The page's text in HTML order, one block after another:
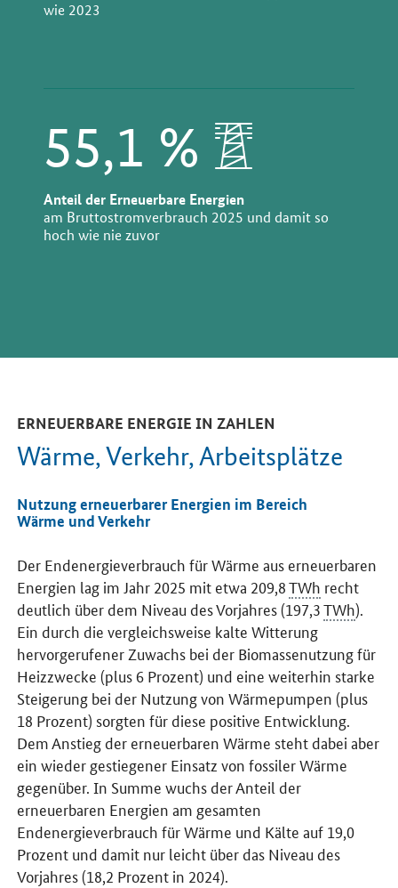
wie 2023
55,1 %
Anteil der Erneuerbare Energien
am Bruttostromverbrauch 2025 und damit so
hoch wie nie zuvor
ERNEUERBARE ENERGIE IN ZAHLEN
Wärme, Verkehr, Arbeitsplätze
Nutzung erneuerbarer Energien im Bereich
Wärme und Verkehr
Der Endenergieverbrauch für Wärme aus erneuerbaren
Energien lag im Jahr 2025 mit etwa 209,8TWh recht
deutlich über dem Niveau des Vorjahres (197,3TWh).
Ein durch die vergleichsweise kalte Witterung
hervorgerufener Zuwachs bei der Biomassenutzung für
Heizzwecke (plus 6 Prozent) und eine weiterhin starke
Steigerung bei der Nutzung von Wärmepumpen (plus
18 Prozent) sorgten für diese positive Entwicklung.
Dem Anstieg der erneuerbaren Wärme steht dabei aber
ein wieder gestiegener Einsatz von fossiler Wärme
gegenüber. In Summe wuchs der Anteil der
erneuerbaren Energien am gesamten
Endenergieverbrauch für Wärme und Kälte auf 19,0
Prozent und damit nur leicht über das Niveau des
Vorjahres (18,2 Prozent in 2024).